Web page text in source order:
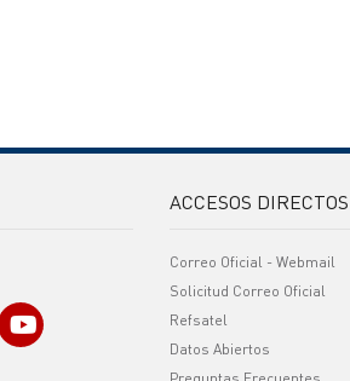
ACCESOS DIRECTOS
Correo Oficial - Webmail
Solicitud Correo Oficial
Refsatel
Datos Abiertos